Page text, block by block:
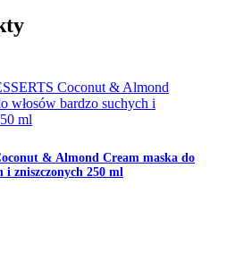
& Almond Cream maska do
i zniszczonych 250 ml